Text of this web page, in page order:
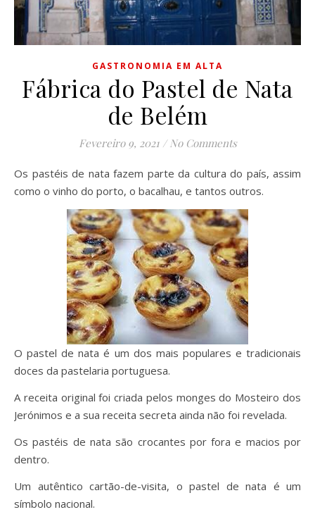
GASTRONOMIA EM ALTA
Fábrica do Pastel de Nata
de Belém
Fevereiro 9, 2021 / No Comments
Os pastéis de nata fazem parte da cultura do país, assim
como o vinho do porto, o bacalhau, e tantos outros.
O pastel de nata é um dos mais populares e tradicionais
doces da pastelaria portuguesa.
A receita original foi criada pelos monges do Mosteiro dos
Jerónimos e a sua receita secreta ainda não foi revelada.
Os pastéis de nata são crocantes por fora e macios por
dentro.
Um autêntico cartão-de-visita, o pastel de nata é um
símbolo nacional.